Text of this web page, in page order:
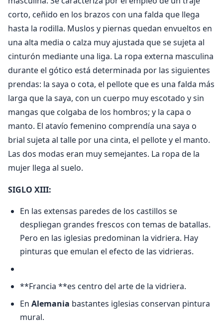
corto, ceñido en los brazos con una falda que llega
hasta la rodilla. Muslos y piernas quedan envueltos en
una alta media o calza muy ajustada que se sujeta al
cinturón mediante una liga. La ropa externa masculina
durante el gótico está determinada por las siguientes
prendas: la saya o cota, el pellote que es una falda más
larga que la saya, con un cuerpo muy escotado y sin
mangas que colgaba de los hombros; y la capa o
manto. El atavío femenino comprendía una saya o
brial sujeta al talle por una cinta, el pellote y el manto.
Las dos modas eran muy semejantes. La ropa de la
mujer llega al suelo.
SIGLO XIII:
En las extensas paredes de los castillos se
despliegan grandes frescos con temas de batallas.
Pero en las iglesias predominan la vidriera. Hay
pinturas que emulan el efecto de las vidrieras.
**Francia **es centro del arte de la vidriera.
En Alemania bastantes iglesias conservan pintura
mural.